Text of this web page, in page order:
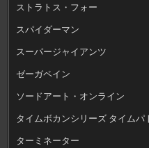
ストラトス・フォー
スパイダーマン
スーパージャイアンツ
ゼーガペイン
ソードアート・オンライン
タイムボカンシリーズ タイム
ターミネーター